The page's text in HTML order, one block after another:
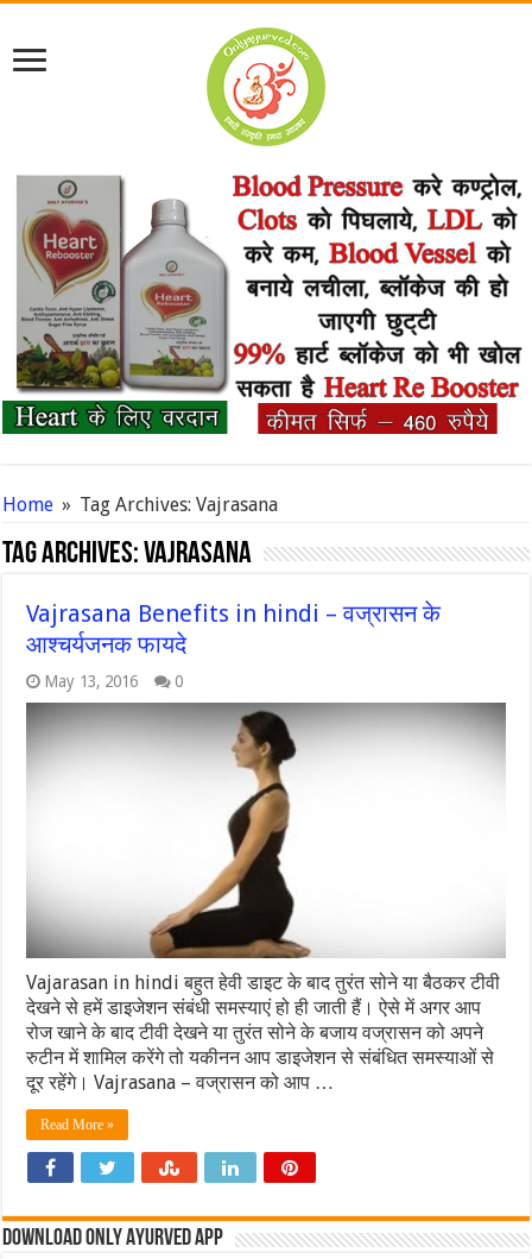
Home » Tag Archives: Vajrasana
Tag Archives:Vajrasana
Vajrasana Benefits in hindi – वज्रासन के
आश्चर्यजनक फायदे
May 13, 2016 0
Vajarasan in hindi बहुत हेवी डाइट के बाद तुरंत सोने या बैठकर टीवी
देखने से हमें डाइजेशन संबंधी समस्याएं हो ही जाती हैं। ऐसे में अगर आप
रोज खाने के बाद टीवी देखने या तुरंत सोने के बजाय वज्रासन को अपने
रुटीन में शामिल करेंगे तो यकीनन आप डाइजेशन से संबंधित समस्याओं से
दूर रहेंगे। Vajrasana – वज्रासन को आप …
Read More »
Download Only Ayurved App